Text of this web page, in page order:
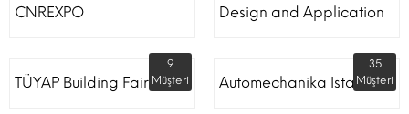
CNREXPO
Design and Application
TÜYAP Building Fair
9
Müşteri
Automechanika Istanbul
35
Müşteri